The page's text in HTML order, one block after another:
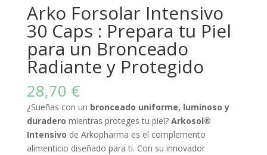
Arko Forsolar Intensivo
30 Caps : Prepara tu Piel
para un Bronceado
Radiante y Protegido
28,70 €
¿Sueñas con un bronceado uniforme, luminoso y
duradero mientras proteges tu piel? Arkosol®
Intensivo de Arkopharma es el complemento
alimenticio diseñado para ti. Con su innovador